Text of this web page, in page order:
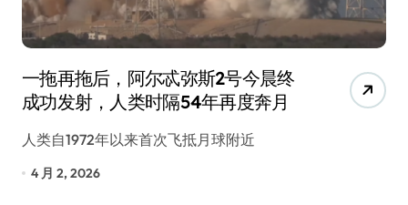
一拖再拖后，阿尔忒弥斯2号今晨终
成功发射，人类时隔54年再度奔月
人类自1972年以来首次飞抵月球附近
4 月 2, 2026